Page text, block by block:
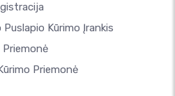
Kūrimo Įrankis
Priemonė
Priemonė